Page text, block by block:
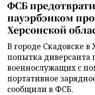
ФСБ
пауэрбэнком
Херсонской
В городе Скадовске в
попытка диверсанта
военнослужащих с
портативное
сообщили в ФСБ.